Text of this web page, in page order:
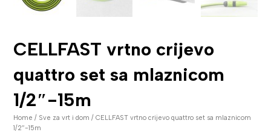
CELLFAST vrtno crijevo
quattro set sa mlaznicom
1/2″-15m
Home / Sve za vrt i dom / CELLFAST vrtno crijevo quattro set sa mlaznicom
1/2″-15m